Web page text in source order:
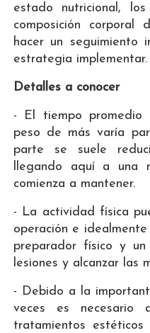
estado nutricional,
composición corporal
hacer un seguimiento
estrategia implementar.
Detalles a conocer
- El tiempo
peso de más varía
parte se suele
llegando aquí a una
comienza a mantener.
- La actividad física
operación e
preparador físico y
lesiones y alcanzar las
- Debido a la
veces es necesario
tratamientos